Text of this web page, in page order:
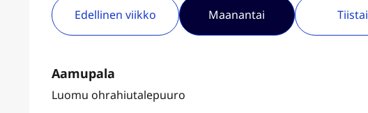
Edellinen viikko Maanantai Tiistai
Aamupala
Luomu ohrahiutalepuuro